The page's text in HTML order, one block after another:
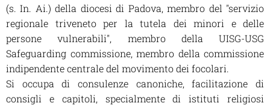
(s. In. Ai.) della diocesi di Padova, membro del "servizio
regionale triveneto per la tutela dei minori e delle
persone vulnerabili", membro della UISG-USG
Safeguarding commissione, membro della commissione
indipendente centrale del movimento dei focolari.
Si occupa di consulenze canoniche, facilitazione di
consigli e capitoli, specialmente di istituti religiosi